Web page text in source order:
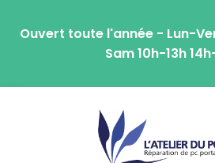
Ouvert toute l'année - Lun-
Sam 10h-13h